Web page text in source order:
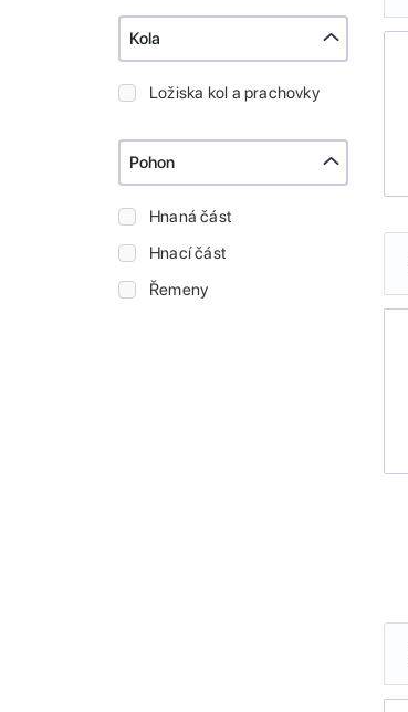
Kola
Ložiska kol a prachovky
Pohon
Hnaná část
Hnací část
Řemeny